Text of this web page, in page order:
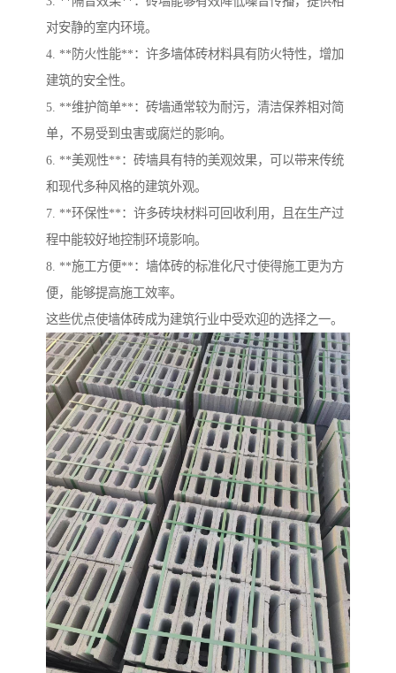
对安静的室内环境。
4. **防火性能**：许多墙体砖材料具有防火特性，增加
建筑的安全性。
5. **维护简单**：砖墙通常较为耐污，清洁保养相对简
单，不易受到虫害或腐烂的影响。
6. **美观性**：砖墙具有特的美观效果，可以带来传统
和现代多种风格的建筑外观。
7. **环保性**：许多砖块材料可回收利用，且在生产过
程中能较好地控制环境影响。
8. **施工方便**：墙体砖的标准化尺寸使得施工更为方
便，能够提高施工效率。
这些优点使墙体砖成为建筑行业中受欢迎的选择之一。